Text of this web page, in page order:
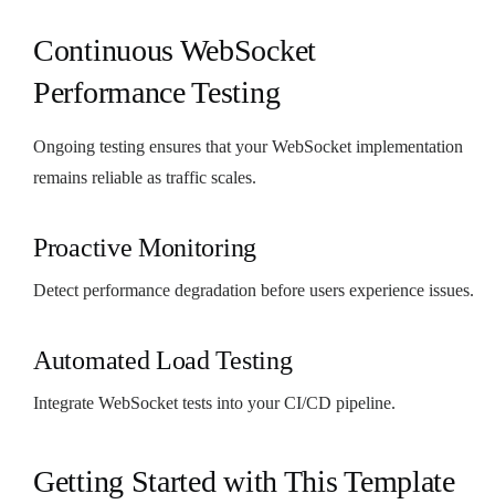
Continuous WebSocket
Performance Testing
Ongoing testing ensures that your WebSocket implementation
remains reliable as traffic scales.
Proactive Monitoring
Detect performance degradation before users experience issues.
Automated Load Testing
Integrate WebSocket tests into your CI/CD pipeline.
Getting Started with This Template